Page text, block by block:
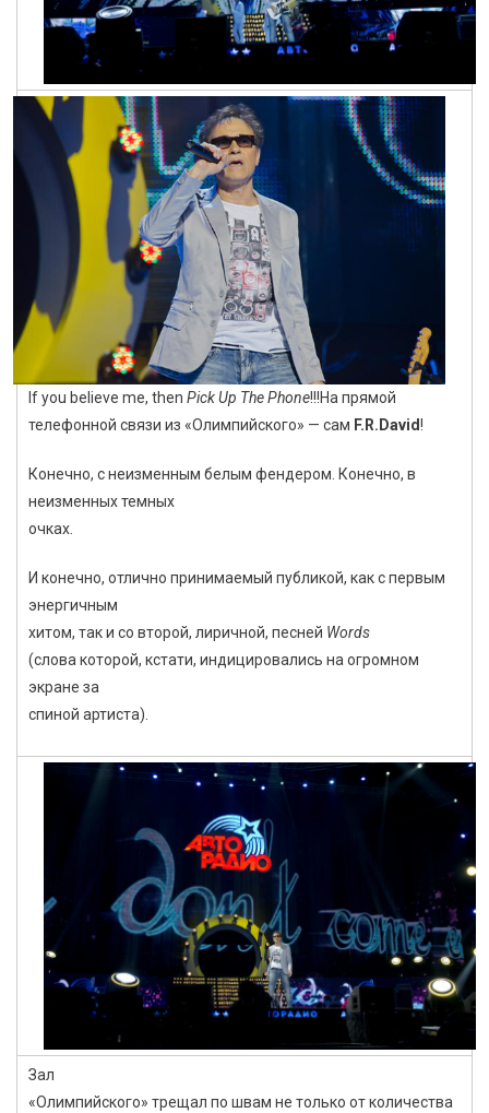
If you believe me, then Pick Up The Phone!!!На прямой
телефонной связи из «Олимпийского» — сам F.R.David!
Конечно, с неизменным белым фендером. Конечно, в
неизменных темных
очках.
И конечно, отлично принимаемый публикой, как с первым
энергичным
хитом, так и со второй, лиричной, песней Words
(слова которой, кстати, индицировались на огромном
экране за
спиной артиста).
Зал
«Олимпийского» трещал по швам не только от количества